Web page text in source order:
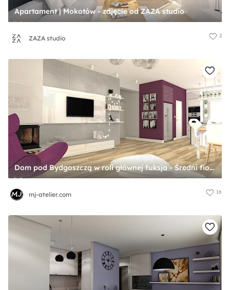
Apartament | Mokotów - zdjęcie od ZAZA studio
ZAZA studio 2
Dom pod Bydgoszczą w roli głównej fuksja - Średni fioletowy szary salon z kuchnią z jadalnią, styl nowoczesny - zdjęcie od mj-atelier.com
mj-atelier.com 16